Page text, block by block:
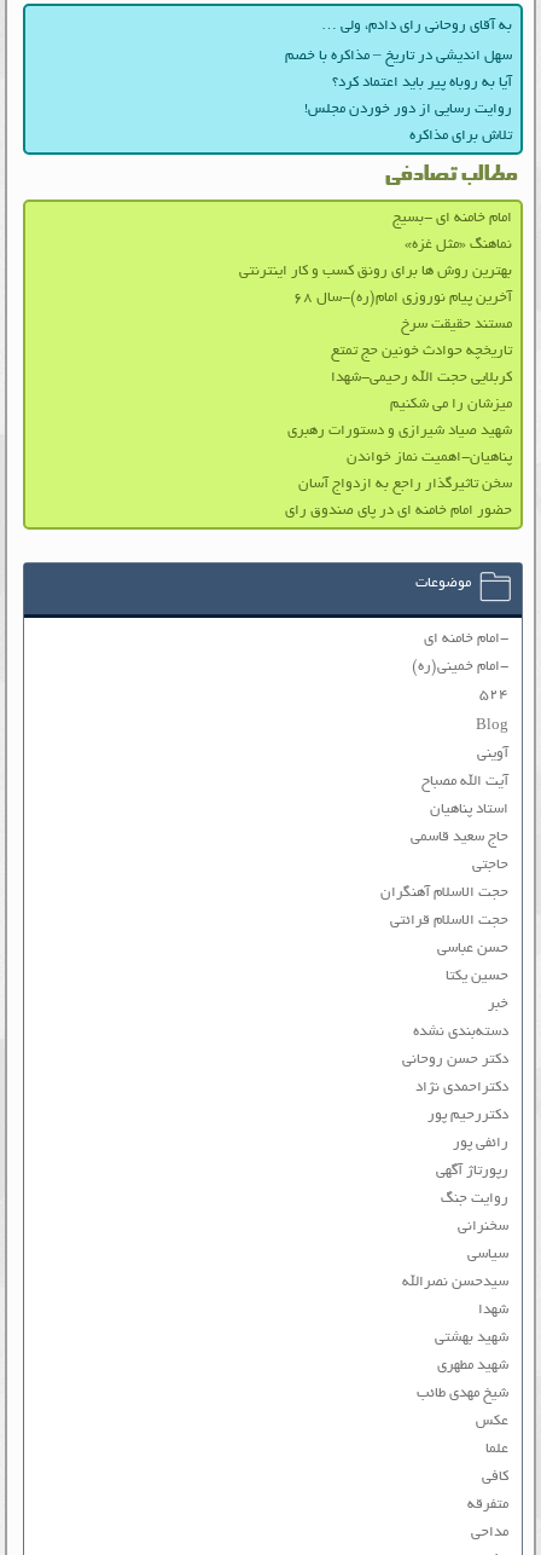
به آقای روحانی رای دادم، ولی …
سهل اندیشی در تاریخ – مذاکره با خصم
آیا به روباه پیر باید اعتماد کرد؟
روایت رسایی از دور خوردن مجلس!
تلاش برای مذاکره
مطالب تصادفی
امام خامنه ای -بسیج
نماهنگ «مثل غزه»
بهترین روش ها برای رونق کسب و کار اینترنتی
آخرین پیام نوروزی امام(ره)-سال ۶۸
مستند حقیقت سرخ
تاریخچه حوادث خونین حج تمتع
کربلایی حجت الله رحیمی-شهدا
میزشان را می شکنیم
شهید صیاد شیرازی و دستورات رهبری
پناهیان-اهمیت نماز خواندن
سخن تاثیرگذار راجع به ازدواج آسان
حضور امام خامنه ای در پای صندوق رای
موضوعات
-امام خامنه ای
-امام خمینی(ره)
۵۲۴
Blog
آوینی
آیت الله مصباح
استاد پناهیان
حاج سعید قاسمی
حاجتی
حجت الاسلام آهنگران
حجت الاسلام قرائتی
حسن عباسی
حسین یکتا
خبر
دسته‌بندی نشده
دکتر حسن روحانی
دکتراحمدی نژاد
دکتررحیم پور
رائفی پور
رپورتاژ آگهی
روایت جنگ
سخنرانی
سیاسی
سیدحسن نصرالله
شهدا
شهید بهشتی
شهید مطهری
شیخ مهدی طائب
عکس
علما
کافی
متفرقه
مداحی